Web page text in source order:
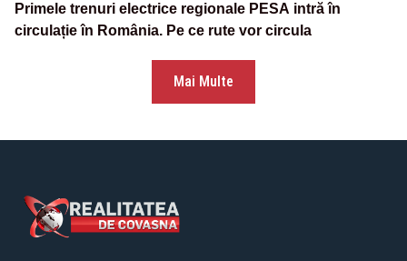
Primele trenuri electrice regionale PESA intră în
circulație în România. Pe ce rute vor circula
Mai Multe